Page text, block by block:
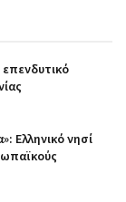
Ελληνικό νησί